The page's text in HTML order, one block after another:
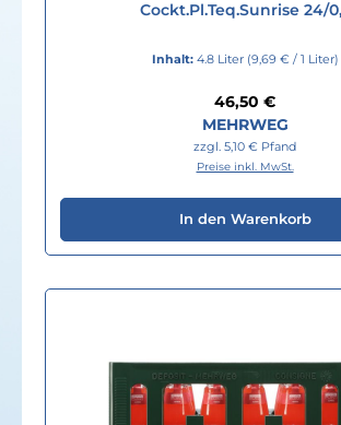
Cockt.Pl.Teq.Sunrise 24/
Inhalt: 4.8 Liter (9,69 € / 1 Liter)
Regulärer Preis:
46,50 €
MEHRWEG
zzgl. 5,10 € Pfand
Preise inkl. MwSt.
In den Warenkorb